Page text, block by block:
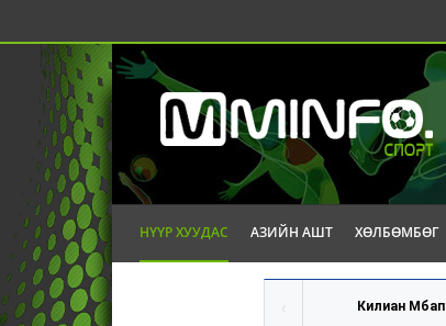
НҮҮР ХУУДАС АЗИЙН АШТ ХӨЛБӨМБӨГ
Килиан